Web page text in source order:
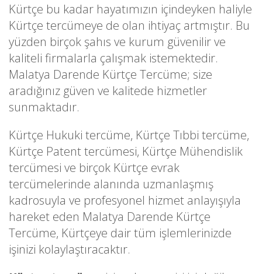
Kürtçe bu kadar hayatımızın içindeyken haliyle
Kürtçe tercümeye de olan ihtiyaç artmıştır. Bu
yüzden birçok şahıs ve kurum güvenilir ve
kaliteli firmalarla çalışmak istemektedir.
Malatya Darende Kürtçe Tercüme; size
aradığınız güven ve kalitede hizmetler
sunmaktadır.
Kürtçe Hukuki tercüme, Kürtçe Tıbbi tercüme,
Kürtçe Patent tercümesi, Kürtçe Mühendislik
tercümesi ve birçok Kürtçe evrak
tercümelerinde alanında uzmanlaşmış
kadrosuyla ve profesyonel hizmet anlayışıyla
hareket eden Malatya Darende Kürtçe
Tercüme, Kürtçeye dair tüm işlemlerinizde
işinizi kolaylaştıracaktır.